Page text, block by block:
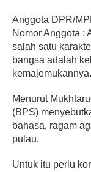
Anggota DPR/
Nomor Anggota :
salah satu
bangsa adalah
kemajemukannya.
Menurut
(BPS)
bahasa, ragam
pulau.
Untuk itu perlu